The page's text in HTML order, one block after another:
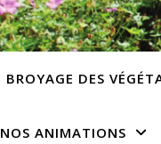
BROYAGE DES
NOS ANIMATIONS